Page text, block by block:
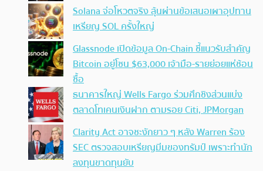
Solana จ่อโหวตจริง ลุ้นผ่านข้อเสนอเผาอุปทาน
เหรียญ SOL ครั้งใหญ่
Glassnode เปิดข้อมูล On-Chain ชี้แนวรับสำคัญ
Bitcoin อยู่โซน $63,000 เจ้ามือ-รายย่อยแห่ช้อน
ซื้อ
ธนาคารใหญ่ Wells Fargo ร่วมศึกชิงส่วนแบ่ง
ตลาดโทเคนเงินฝาก ตามรอย Citi, JPMorgan
Clarity Act อาจชะงักยาว ๆ หลัง Warren ร้อง
SEC ตรวจสอบเหรียญมีมของทรัมป์ เพราะทำนัก
ลงทุนขาดทุนยับ